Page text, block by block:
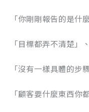
「你剛剛報告的是什
「目標都弄不清楚」、
「沒有一樣具體的步
「顧客要什麼東西你